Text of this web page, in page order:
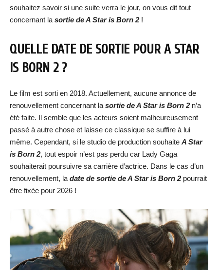
souhaitez savoir si une suite verra le jour, on vous dit tout
concernant la sortie de A Star is Born 2!
QUELLE DATE DE SORTIE POUR A STAR
IS BORN 2 ?
Le film est sorti en 2018. Actuellement, aucune annonce de
renouvellement concernant la sortie de A Star is Born 2n’a
été faite. Il semble que les acteurs soient malheureusement
passé à autre chose et laisse ce classique se suffire à lui
même. Cependant, si le studio de production souhaite A Star
is Born 2, tout espoir n’est pas perdu car Lady Gaga
souhaiterait poursuivre sa carrière d’actrice. Dans le cas d’un
renouvellement, la date de sortie de A Star is Born 2pourrait
être fixée pour 2026 !